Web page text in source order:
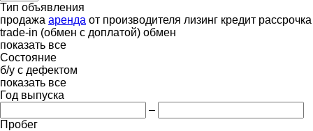
Тип объявления
продажа аренда от производителя лизинг кредит рассрочка
trade-in (обмен с доплатой) обмен
показать все
Состояние
б/у с дефектом
показать все
Год выпуска
–
Пробег